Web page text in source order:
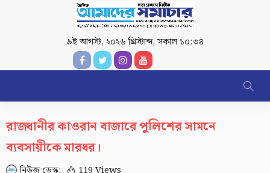
৯ই আগস্ট, ২০২৬ খ্রিস্টাব্দ,সকাল ১০:৩৪
রাজধানীর কাওরান বাজারে পুলিশের সামনে
ব্যবসায়ীকে মারধর।